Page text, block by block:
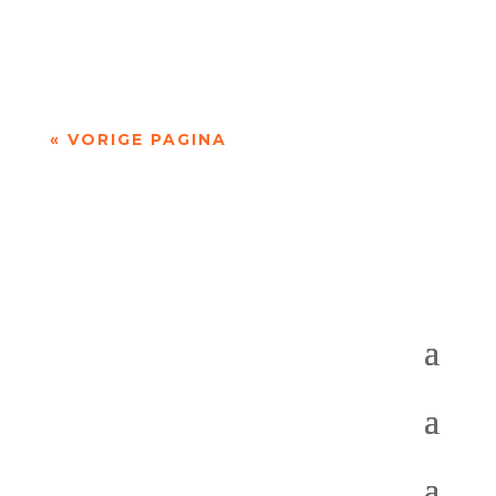
« VORIGE PAGINA